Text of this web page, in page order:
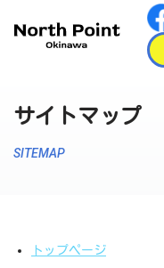
ン
へ
プ
サイトマップ
SITEMAP
トップページ